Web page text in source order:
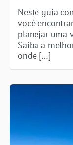
Neste guia
você
planejar uma
Saiba a
onde […]